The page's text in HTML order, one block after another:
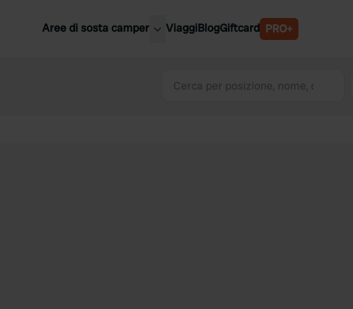
Aree di sosta camper
Slovenia
ViaggiBlogGiftcard PRO+